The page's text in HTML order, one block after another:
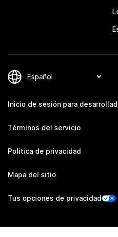
Inicio de sesión para
Términos del servicio
Política de privacidad
Mapa del sitio
Tus opciones de privacidad